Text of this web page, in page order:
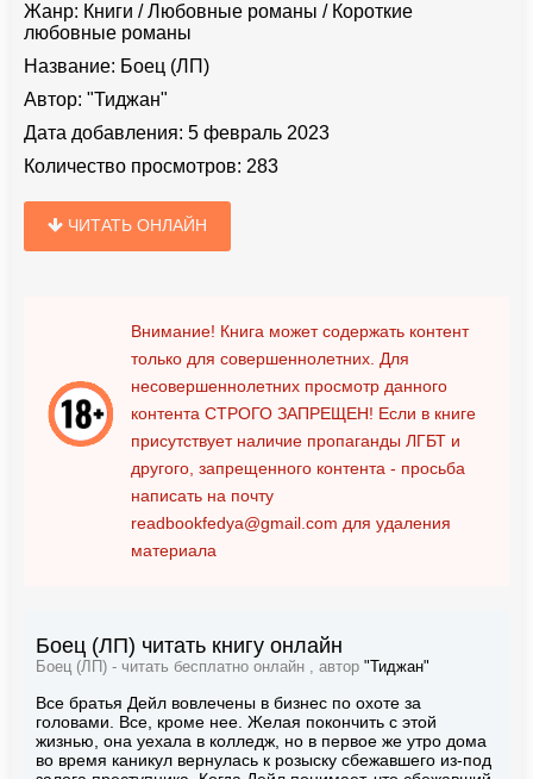
Жанр: Книги /Любовные романы / Короткие
любовные романы
Название: Боец (ЛП)
Автор: "Тиджан"
Дата добавления: 5 февраль 2023
Количество просмотров: 283
ЧИТАТЬ ОНЛАЙН
Внимание! Книга может содержать контент
только для совершеннолетних. Для
несовершеннолетних просмотр данного
контента СТРОГО ЗАПРЕЩЕН! Если в книге
присутствует наличие пропаганды ЛГБТ и
другого, запрещенного контента - просьба
написать на почту
readbookfedya@gmail.com для удаления
материала
Боец (ЛП) читать книгу онлайн
Боец (ЛП) - читать бесплатно онлайн , автор "Тиджан"
Все братья Дейл вовлечены в бизнес по охоте за
головами. Все, кроме нее. Желая покончить с этой
жизнью, она уехала в колледж, но в первое же утро дома
во время каникул вернулась к розыску сбежавшего из-под